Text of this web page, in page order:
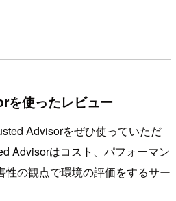
使ったレビュー
Advisorをぜひ使っていただ
Advisorはコスト、パフォーマン
性の観点で環境の評価をするサー